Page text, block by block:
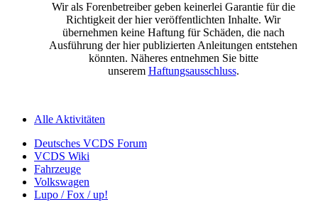
Wir als Forenbetreiber geben keinerlei Garantie für die
Richtigkeit der hier veröffentlichten Inhalte. Wir
übernehmen keine Haftung für Schäden, die nach
Ausführung der hier publizierten Anleitungen entstehen
könnten. Näheres entnehmen Sie bitte
unserem Haftungsausschluss.
Alle Aktivitäten
Deutsches VCDS Forum
VCDS Wiki
Fahrzeuge
Volkswagen
Lupo / Fox / up!